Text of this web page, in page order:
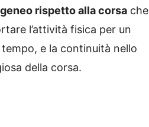
rispetto alla corsa che
l’attività fisica per un
e la continuità nello
della corsa.